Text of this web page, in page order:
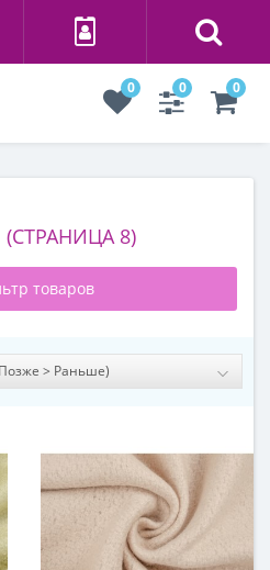
0 0 0
8)
товаров